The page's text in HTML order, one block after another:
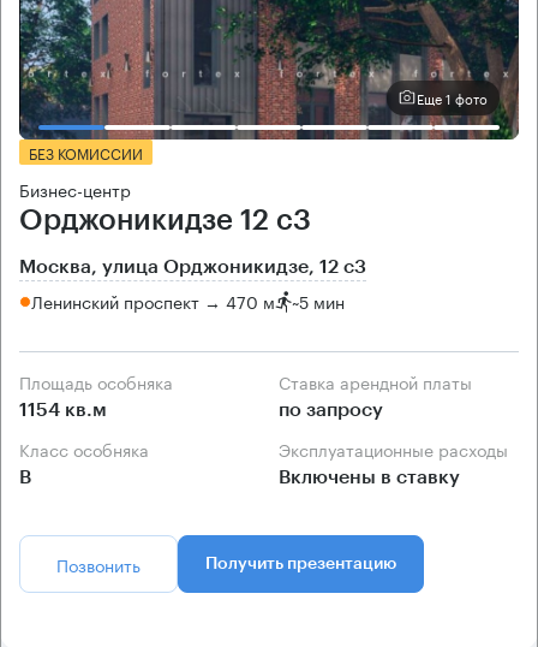
Еще 1 фото
БЕЗ КОМИССИИ
Бизнес-центр
Орджоникидзе 12 с3
Москва, улица Орджоникидзе, 12 с3
Ленинский проспект → 470 м ~5 мин
Площадь особняка
1154 кв.м
Ставка арендной платы
по запросу
Класс особняка
B
Эксплуатационные расходы
Включены в ставку
Позвонить Получить презентацию